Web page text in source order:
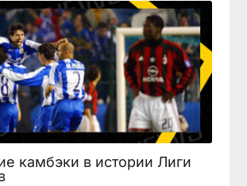
камбэки в истории Лиги